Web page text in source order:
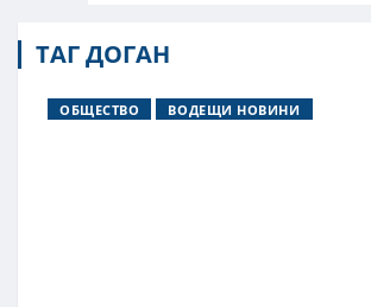
ТАГ ДОГАН
ОБЩЕСТВО ВОДЕЩИ НОВИНИ